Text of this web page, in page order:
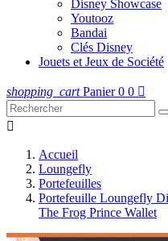
Disney Showcase
Youtooz
Bandai
Clés Disney
Jouets et Jeux de Société
shopping_cart Panier 0 0 

Accueil
Loungefly
Portefeuilles
Portefeuille Loungefly
The Frog Prince Wallet